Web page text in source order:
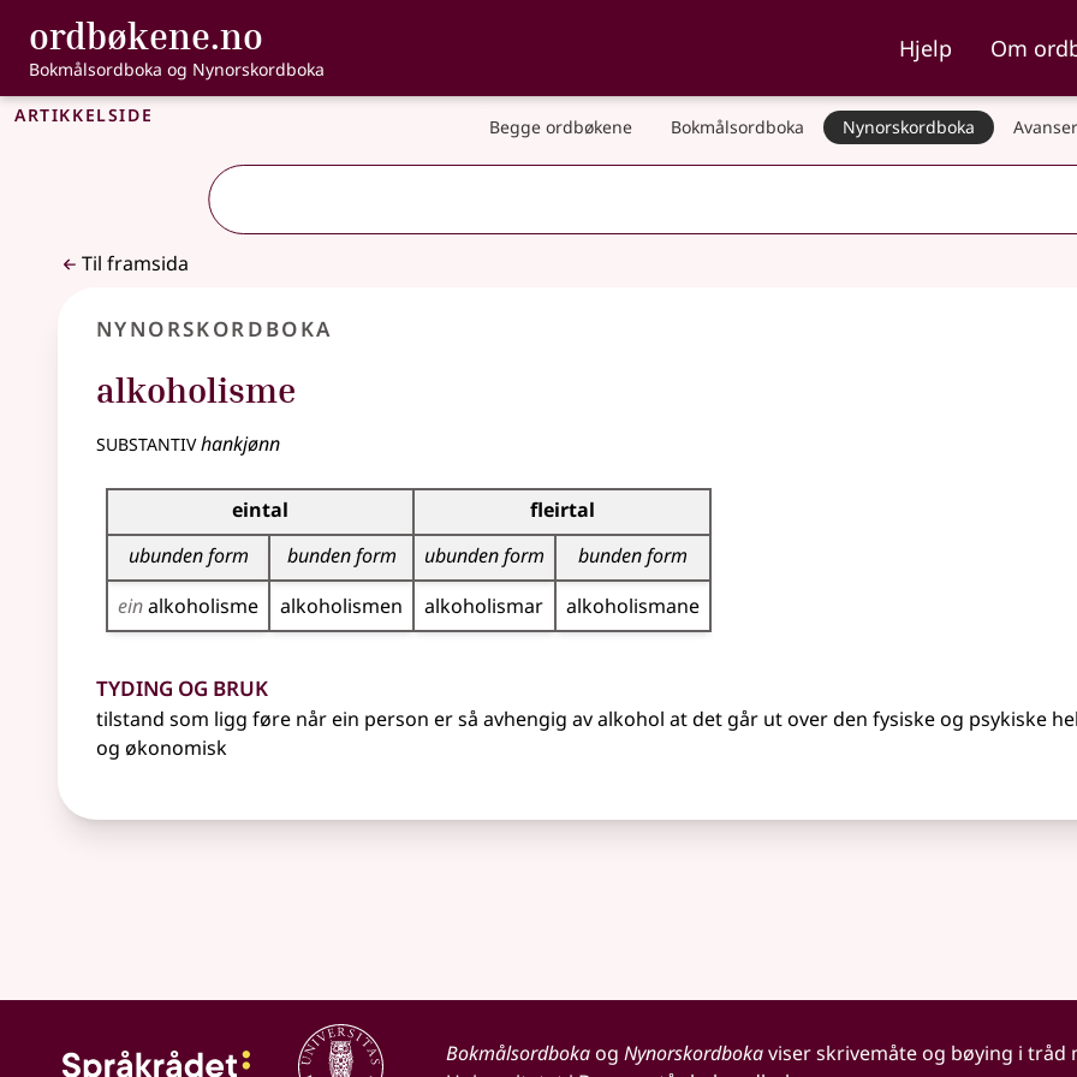
Gå til hovudinnhald
Tilgjenge
ordbøkene.no , Bokmålsordboka og Nynorskordboka
Bokmålsordboka og Nynorskordboka
Hjelp Om
Artikkelside Begge ordbøkene Bokmålsordboka Nynorskordboka
Til framsida
Nynorskordboka
alkoholisme
substantivhankjønn
Bøyningstabell for dette substantivet
eintal
fleirtal
ubunden form
bunden form ubunden form
bunden form
einalkoholisme alkoholismen alkoholismar alkoholismane
Tyding og bruk
tilstand som ligg føre når ein person er så avhengig av alkohol at det går ut over den fysiske og psykiske
og økonomisk
Bokmålsordbokaog Nynorskordbokaviser skrivemåte og bøying i tråd